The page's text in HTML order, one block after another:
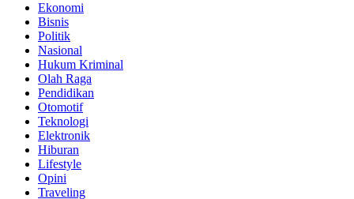
Ekonomi
Bisnis
Politik
Nasional
Hukum Kriminal
Olah Raga
Pendidikan
Otomotif
Teknologi
Elektronik
Hiburan
Lifestyle
Opini
Traveling